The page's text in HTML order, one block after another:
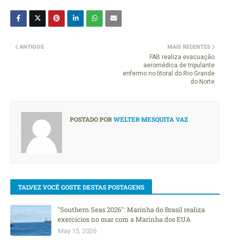
MAIS RECENTES
FAB realiza evacuação
aeromédica de tripulante
enfermo no litoral do Rio Grande
do Norte
ANTIGOS
POSTADO PORWELTER MESQUITA VAZ
TALVEZ VOCÊ GOSTE DESTAS POSTAGENS
"Southern Seas 2026": Marinha do Brasil realiza
exercícios no mar com a Marinha dos EUA
May 15, 2026